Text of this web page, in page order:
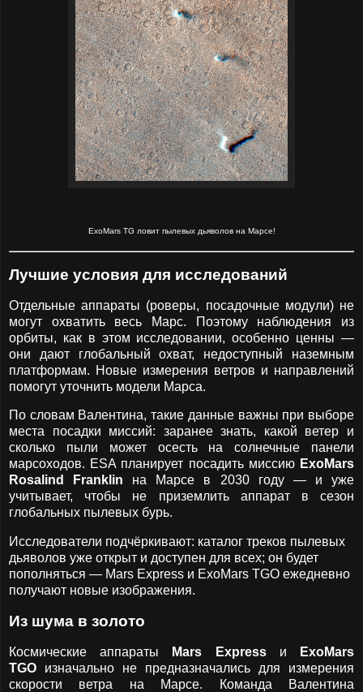
ExoMars TG ловит пылевых дьяволов на Марсе!
Лучшие условия для исследований
Отдельные аппараты (роверы, посадочные модули) не
могут охватить весь Марс. Поэтому наблюдения из
орбиты, как в этом исследовании, особенно ценны —
они дают глобальный охват, недоступный наземным
платформам. Новые измерения ветров и направлений
помогут уточнить модели Марса.
По словам Валентина, такие данные важны при выборе
места посадки миссий: заранее знать, какой ветер и
сколько пыли может осесть на солнечные панели
марсоходов. ESA планирует посадить миссию ExoMars
Rosalind Franklin на Марсе в 2030 году — и уже
учитывает, чтобы не приземлить аппарат в сезон
глобальных пылевых бурь.
Исследователи подчёркивают: каталог треков пылевых
дьяволов уже открыт и доступен для всех; он будет
пополняться — Mars Express и ExoMars TGO ежедневно
получают новые изображения.
Из шума в золото
Космические аппараты Mars Expressи
ExoMars
TGO изначально не предназначались для измерения
скорости ветра на Марсе. Команда Валентина